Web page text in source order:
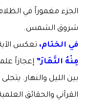
الجزء مغموراً في
شروق الشمس.
في الختام، تعكس
مِنْهُ النَّهَارَ” إعجازاً
بين الليل والنهار.
القرآني والحقائق